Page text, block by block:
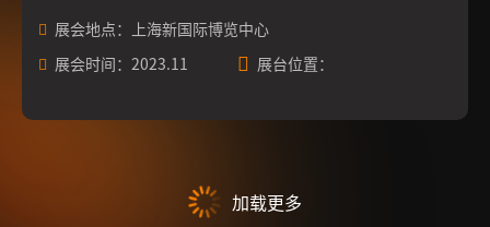
展会地点：上海新国际博览中心
展会时间：2023.11
展台位置：
加载更多